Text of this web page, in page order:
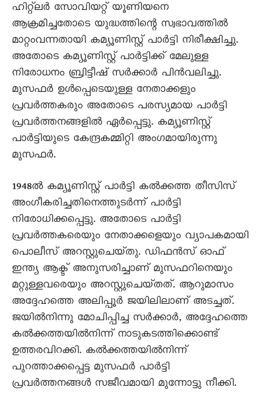
ഹിറ്റ്‌ലർ സോവിയറ്റ്‌ യൂണിയനെ
ആക്രമിച്ചതോടെ യുദ്ധത്തിന്റെ സ്വഭാവത്തിൽ
മാറ്റംവന്നതായി കമ്യൂണിസ്റ്റ്‌ പാർട്ടി നിരീക്ഷിച്ചു.
അതോടെ കമ്യൂണിസ്റ്റ്‌ പാർട്ടിക്ക്‌ മേലുള്ള
നിരോധനം ബ്രിട്ടീഷ്‌ സർക്കാർ പിൻവലിച്ചു.
മുസഫർ ഉൾപ്പെടെയുള്ള നേതാക്കളും
പ്രവർത്തകരും അതോടെ പരസ്യമായ പാർട്ടി
പ്രവർത്തനങ്ങളിൽ ഏർപ്പെട്ടു. കമ്യൂണിസ്റ്റ്‌
പാർട്ടിയുടെ കേന്ദ്രകമ്മിറ്റി അംഗമായിരുന്നു
മുസഫർ.
1948ൽ കമ്യൂണിസ്റ്റ്‌ പാർട്ടി കൽക്കത്ത തീസിസ്‌
അംഗീകരിച്ചതിനെത്തുടർന്ന്‌ പാർട്ടി
നിരോധിക്കപ്പെട്ടു. അതോടെ പാർട്ടി
പ്രവർത്തകരെയും നേതാക്കളെയും വ്യാപകമായി
പൊലീസ്‌ അറസ്റ്റുചെയ്‌തു. ഡിഫൻസ്‌ ഓഫ്‌
ഇന്ത്യ ആക്ട്‌ അനുസരിച്ചാണ്‌ മുസഫറിനെയും
മറ്റുള്ളവരെയും അറസ്റ്റുചെയ്‌തത്‌. ആറുമാസം
അദ്ദേഹത്തെ അലിപ്പൂർ ജയിലിലാണ്‌ അടച്ചത്‌.
ജയിൽനിന്നു മോചിപ്പിച്ച സർക്കാർ, അദ്ദേഹത്തെ
കൽക്കത്തയിൽനിന്ന്‌ നാടുകടത്തിക്കൊണ്ട്‌
ഉത്തരവിറക്കി. കൽക്കത്തയിൽനിന്ന്‌
പുറത്താക്കപ്പെട്ട മുസഫർ പാർട്ടി
പ്രവർത്തനങ്ങൾ സജീവമായി മുന്നോട്ടു നീക്കി.